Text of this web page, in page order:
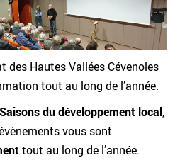
des Hautes Vallées Cévenoles
tout au long de l’année.
du développement local,
vous sont
tout au long de l’année.